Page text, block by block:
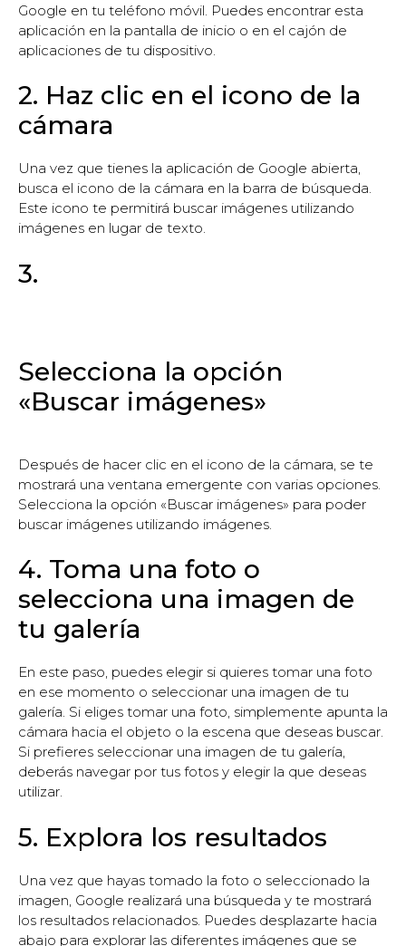
Google en tu teléfono móvil. Puedes encontrar esta
aplicación en la pantalla de inicio o en el cajón de
aplicaciones de tu dispositivo.
2. Haz clic en el icono de la
cámara
Una vez que tienes la aplicación de Google abierta,
busca el icono de la cámara en la barra de búsqueda.
Este icono te permitirá buscar imágenes utilizando
imágenes en lugar de texto.
3.
Selecciona la opción
«Buscar imágenes»
Después de hacer clic en el icono de la cámara, se te
mostrará una ventana emergente con varias opciones.
Selecciona la opción «Buscar imágenes» para poder
buscar imágenes utilizando imágenes.
4. Toma una foto o
selecciona una imagen de
tu galería
En este paso, puedes elegir si quieres tomar una foto
en ese momento o seleccionar una imagen de tu
galería. Si eliges tomar una foto, simplemente apunta la
cámara hacia el objeto o la escena que deseas buscar.
Si prefieres seleccionar una imagen de tu galería,
deberás navegar por tus fotos y elegir la que deseas
utilizar.
5. Explora los resultados
Una vez que hayas tomado la foto o seleccionado la
imagen, Google realizará una búsqueda y te mostrará
los resultados relacionados. Puedes desplazarte hacia
abajo para explorar las diferentes imágenes que se